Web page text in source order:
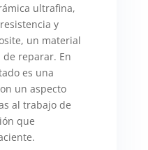
ultrafina,
y
un material
de reparar. En
es una
un aspecto
al trabajo de
que